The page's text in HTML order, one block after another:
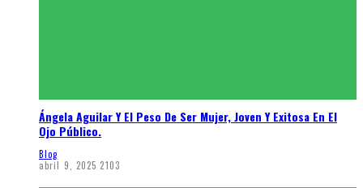
Ángela Aguilar Y El Peso De Ser Mujer, Joven Y Exitosa En El
Ojo Público.
Blog
abril 9, 2025 2103